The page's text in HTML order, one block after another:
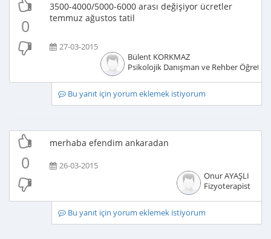
0
3500-4000/5000-6000 arası değişiyor ücretler
temmuz ağustos tatil
27-03-2015
Bülent KORKMAZ
Psikolojik Danışman ve Rehber
Bu yanıt için yorum eklemek istiyorum
0
merhaba efendim ankaradan
26-03-2015
Onur AYAŞLI
Fizyoterapist
Bu yanıt için yorum eklemek istiyorum